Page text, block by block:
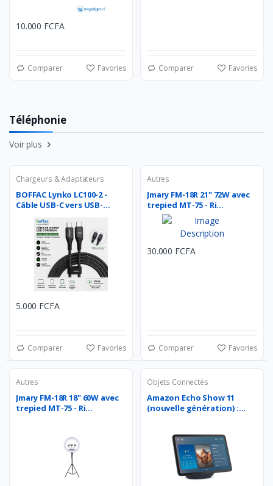
10.000 FCFA
Comparer Favories Comparer Favories
Téléphonie
Voir plus
Chargeurs & Adaptateurs
BOFFAC Lynko LC100-2 -
Câble USB-C vers USB-...
5.000 FCFA
Comparer Favories
Autres
Jmary FM-18R 21" 72W avec
trepied MT-75 - Ri...
30.000 FCFA
Comparer Favories
Autres
Jmary FM-18R 18" 60W avec
trepied MT-75 - Ri...
Objets Connectés
Amazon Echo Show 11
(nouvelle génération) :...